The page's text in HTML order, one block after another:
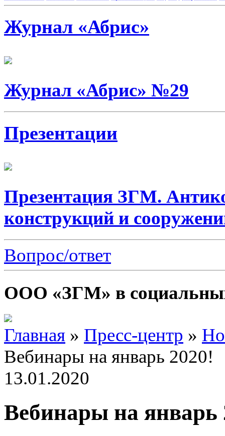
Журнал «Абрис»
Журнал «Абрис» №29
Презентации
Презентация ЗГМ.
конструкций и
Вопрос/ответ
ООО «ЗГМ» в
Главная » Пресс-центр »
Вебинары на январь 2020!
13.01.2020
Вебинары на январь